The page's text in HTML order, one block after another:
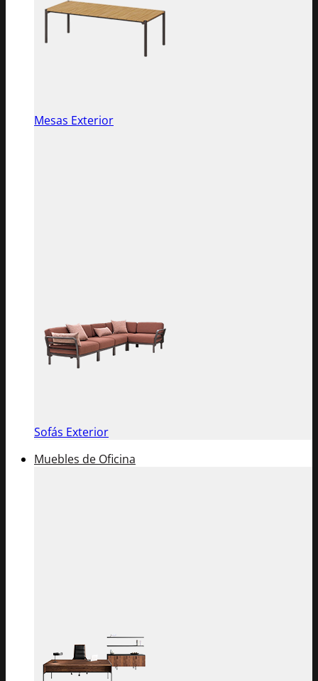
Mesas Exterior
Sofás Exterior
Muebles de Oficina